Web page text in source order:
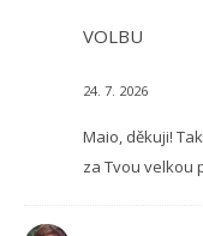
VOLBU
24. 7. 2026
Maio, děkuji!
za Tvou velkou